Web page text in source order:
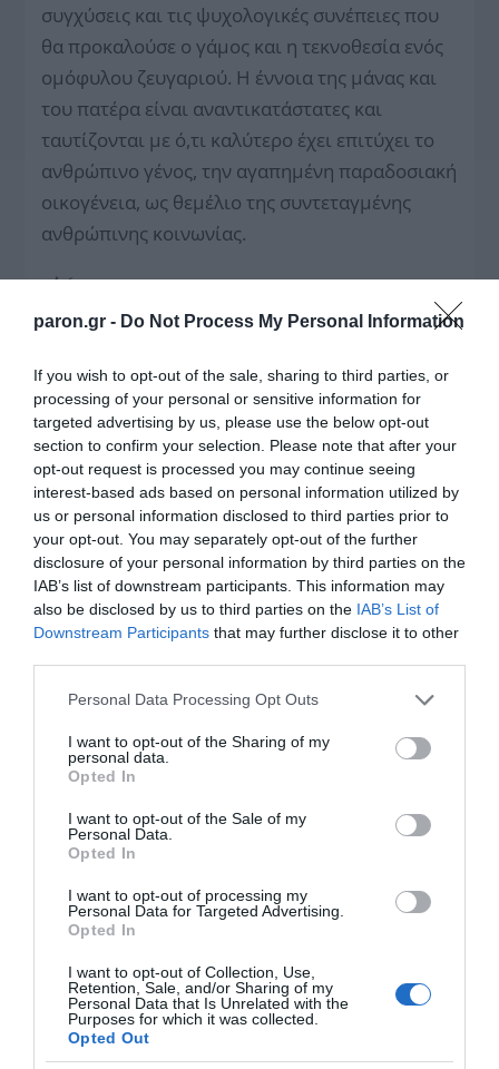
paron.gr - Do Not Process My Personal Information
If you wish to opt-out of the sale, sharing to third parties, or
processing of your personal or sensitive information for
targeted advertising by us, please use the below opt-out
section to confirm your selection. Please note that after your
opt-out request is processed you may continue seeing
interest-based ads based on personal information utilized by
us or personal information disclosed to third parties prior to
your opt-out. You may separately opt-out of the further
disclosure of your personal information by third parties on the
IAB’s list of downstream participants. This information may
also be disclosed by us to third parties on the IAB’s List of
Downstream Participants that may further disclose it to other
Please note that this website/app uses one or more Google
not limited to your visit or usage behaviour. You may click to
grant or deny consent to Google and its third-party tags to
use your data for below specified purposes in below Google
consent section.
Personal Data Processing Opt Outs
I want to opt-out of the Sharing of my
personal data.
Opted In
I want to opt-out of the Sale of my
Personal Data.
Opted In
I want to opt-out of processing my
Personal Data for Targeted Advertising.
Opted In
I want to opt-out of Collection, Use,
Retention, Sale, and/or Sharing of my
Personal Data that Is Unrelated with the
Purposes for which it was collected.
Opted Out
συγχύσεις και τις ψυχολογικές συνέπειες που
θα προκαλούσε ο γάμος και η τεκνοθεσία ενός
ομόφυλου ζευγαριού. Η έννοια της μάνας και
του πατέρα είναι αναντικατάστατες και
ταυτίζονται με ό,τι καλύτερο έχει επιτύχει το
ανθρώπινο γένος, την αγαπημένη παραδοσιακή
οικογένεια, ως θεμέλιο της συντεταγμένης
ανθρώπινης κοινωνίας.
ΤΟ ΠΑΡΟΝ
Ν. Γρηγοράκου: Ένας
«πολιτισμένος»
κυβερνητικός διάλογος
Σπ. Τσιτσίγκος: Η
τρομοκρατία μετά την
«απομυθοποίησή» της
«November rain» (βίντεο)
Χωνάκι ή κυπελλάκι; Σε
αυτά τα 5
Αθήνας η απάντηση
είναι…και τα δύο!
Αυτός είναι ο λόγος
μαύρο μολύβι με καφέ
το καλοκαίρι